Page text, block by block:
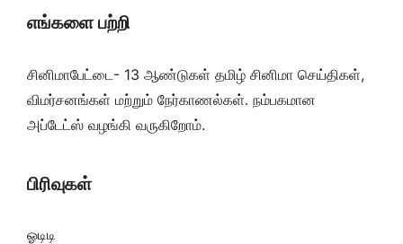
எங்களை பற்றி
சினிமாபேட்டை- 13 ஆண்டுகள் தமிழ் சினிமா செய்திகள்,
விமர்சனங்கள் மற்றும் நேர்காணல்கள். நம்பகமான
அப்டேட்ஸ் வழங்கி வருகிறோம்.
பிரிவுகள்
ஓடிடி